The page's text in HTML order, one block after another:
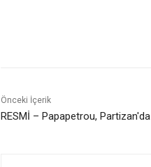
Önceki İçerik
RESMİ – Papapetrou, Partizan'da